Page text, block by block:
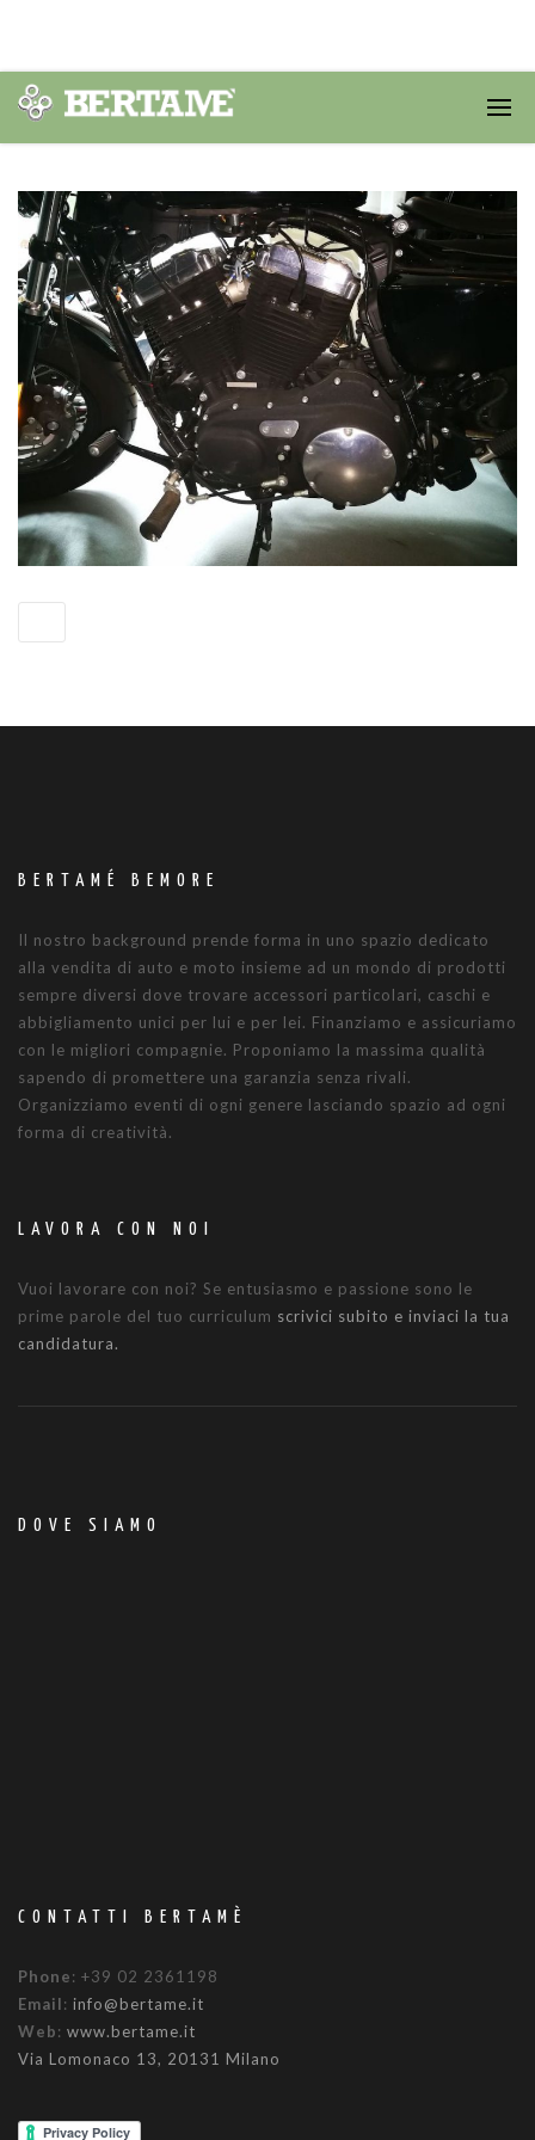
BERTAMÉ BEMORE
Il nostro background prende forma in uno spazio dedicato
alla vendita di auto e moto insieme ad un mondo di prodotti
sempre diversi dove trovare accessori particolari, caschi e
abbigliamento unici per lui e per lei. Finanziamo e assicuriamo
con le migliori compagnie. Proponiamo la massima qualità
sapendo di promettere una garanzia senza rivali.
Organizziamo eventi di ogni genere lasciando spazio ad ogni
forma di creatività.
LAVORA CON NOI
Vuoi lavorare con noi? Se entusiasmo e passione sono le
prime parole del tuo curriculum scrivici subito e inviaci la tua
candidatura.
DOVE SIAMO
CONTATTI BERTAMÈ
Phone: +39 02 2361198
Email: info@bertame.it
Web: www.bertame.it
Via Lomonaco 13, 20131 Milano